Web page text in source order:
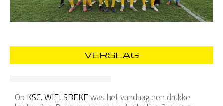
VERSLAG
Op KSC. WIELSBEKEwas het vandaag een drukke